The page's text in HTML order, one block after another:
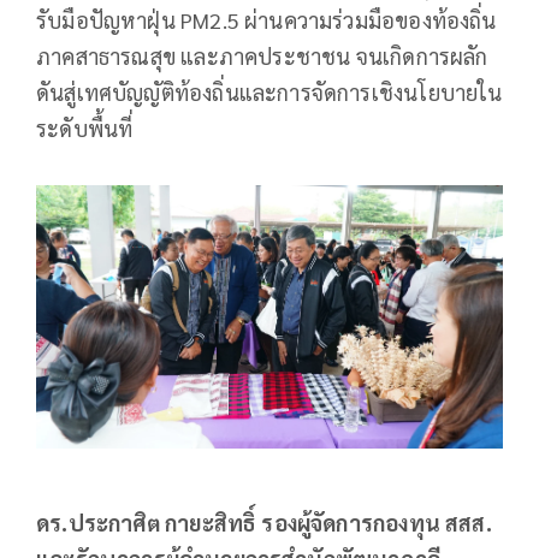
รับมือปัญหาฝุ่น PM2.5 ผ่านความร่วมมือของท้องถิ่น
ภาคสาธารณสุข และภาคประชาชน จนเกิดการผลัก
ดันสู่เทศบัญญัติท้องถิ่นและการจัดการเชิงนโยบายใน
ระดับพื้นที่
ดร.ประกาศิต กายะสิทธิ์ รองผู้จัดการกองทุน สสส.